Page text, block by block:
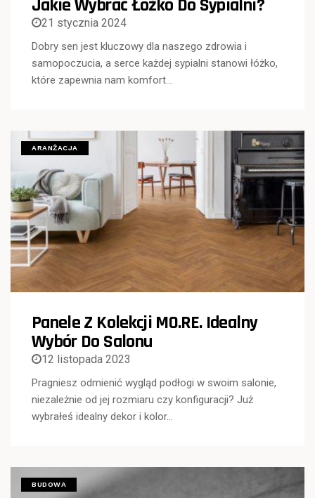
Jakie Wybrać Łóżko Do Sypialni?
21 stycznia 2024
Dobry sen jest kluczowy dla naszego zdrowia i
samopoczucia, a serce każdej sypialni stanowi łóżko,
które zapewnia nam komfort…
ARANŻACJA
Panele Z Kolekcji MO.RE. Idealny
Wybór Do Salonu
12 listopada 2023
Pragniesz odmienić wygląd podłogi w swoim salonie,
niezależnie od jej rozmiaru czy konfiguracji? Już
wybrałeś idealny dekor i kolor…
BUDOWA